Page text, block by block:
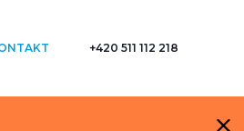
+420 511 112 218